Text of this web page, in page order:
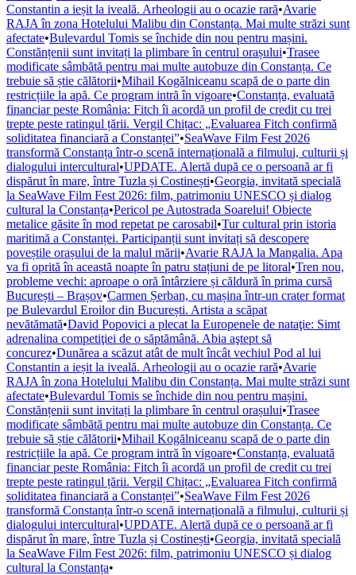
Constantin a ieșit la iveală. Arheologii au o ocazie rară•Avarie
RAJA în zona Hotelului Malibu din Constanța. Mai multe străzi sunt
afectate•Bulevardul Tomis se închide din nou pentru mașini.
Constănțenii sunt invitați la plimbare în centrul orașului•Trasee
modificate sâmbătă pentru mai multe autobuze din Constanța. Ce
trebuie să știe călătorii•Mihail Kogălniceanu scapă de o parte din
restricțiile la apă. Ce program intră în vigoare•Constanța, evaluată
financiar peste România: Fitch îi acordă un profil de credit cu trei
trepte peste ratingul țării. Vergil Chițac: „Evaluarea Fitch confirmă
soliditatea financiară a Constanței”•SeaWave Film Fest 2026
transformă Constanța într-o scenă internațională a filmului, culturii și
dialogului intercultural•UPDATE. Alertă după ce o persoană ar fi
dispărut în mare, între Tuzla și Costinești•Georgia, invitată specială
la SeaWave Film Fest 2026: film, patrimoniu UNESCO și dialog
cultural la Constanța•Pericol pe Autostrada Soarelui! Obiecte
metalice găsite în mod repetat pe carosabil•Tur cultural prin istoria
maritimă a Constanței. Participanții sunt invitați să descopere
poveștile orașului de la malul mării•Avarie RAJA la Mangalia. Apa
va fi oprită în această noapte în patru stațiuni de pe litoral•Tren nou,
probleme vechi: aproape o oră întârziere și căldură în prima cursă
București – Brașov•Carmen Șerban, cu mașina într-un crater format
pe Bulevardul Eroilor din București. Artista a scăpat
nevătămată•David Popovici a plecat la Europenele de nataţie: Simt
adrenalina competiţiei de o săptămână. Abia aştept să
concurez•Dunărea a scăzut atât de mult încât vechiul Pod al lui
Constantin a ieșit la iveală. Arheologii au o ocazie rară•Avarie
RAJA în zona Hotelului Malibu din Constanța. Mai multe străzi sunt
afectate•Bulevardul Tomis se închide din nou pentru mașini.
Constănțenii sunt invitați la plimbare în centrul orașului•Trasee
modificate sâmbătă pentru mai multe autobuze din Constanța. Ce
trebuie să știe călătorii•Mihail Kogălniceanu scapă de o parte din
restricțiile la apă. Ce program intră în vigoare•Constanța, evaluată
financiar peste România: Fitch îi acordă un profil de credit cu trei
trepte peste ratingul țării. Vergil Chițac: „Evaluarea Fitch confirmă
soliditatea financiară a Constanței”•SeaWave Film Fest 2026
transformă Constanța într-o scenă internațională a filmului, culturii și
dialogului intercultural•UPDATE. Alertă după ce o persoană ar fi
dispărut în mare, între Tuzla și Costinești•Georgia, invitată specială
la SeaWave Film Fest 2026: film, patrimoniu UNESCO și dialog
cultural la Constanța•